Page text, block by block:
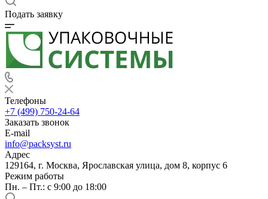
Подать заявку
Телефоны
+7 (499) 750-24-64
Заказать звонок
E-mail
info@packsyst.ru
Адрес
129164, г. Москва, Ярославская улица, дом 8, корпус 6
Режим работы
Пн. – Пт.: с 9:00 до 18:00